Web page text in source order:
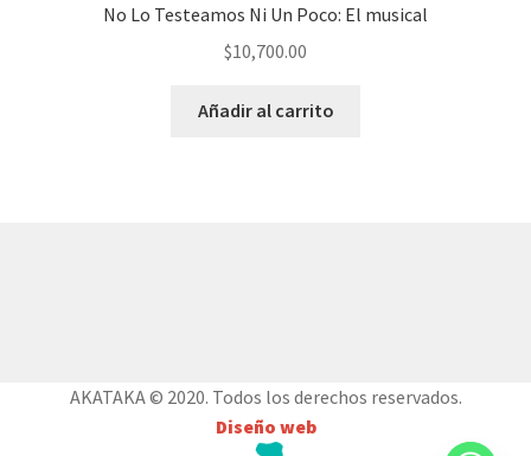
No Lo Testeamos Ni Un Poco: El musical
$10,700.00
Añadir al carrito
AKATAKA © 2020. Todos los derechos reservados.
Diseño web